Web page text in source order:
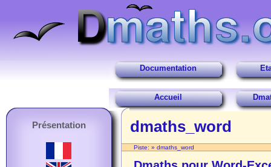
Documentation
Accueil
Présentation dmaths_word
Piste: » dmaths_word